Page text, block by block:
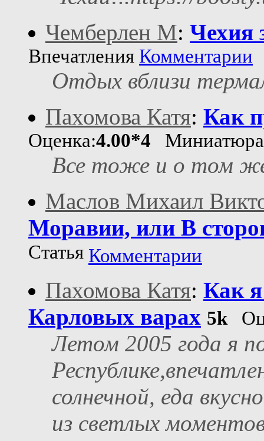
Чемберлен М: Чехия
Впечатления Комментарии
Отдых вблизи
Пахомова Катя: Как
Оценка:4.00*4
Все тоже и о том
Маслов Михаил
Моравии, или В
Статья Комментарии
Пахомова Катя: Как я
Карловых варах 5k
Летом 2005 года я
солнечной, еда
из светлых